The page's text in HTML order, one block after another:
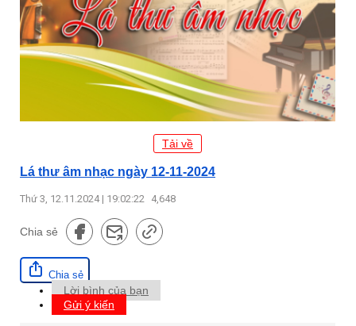
Tải về
Lá thư âm nhạc ngày 12-11-2024
Thứ 3, 12.11.2024 | 19:02:22 4,648
Chia sẻ
Chia sẻ
Lời bình của bạn
Gửi ý kiến